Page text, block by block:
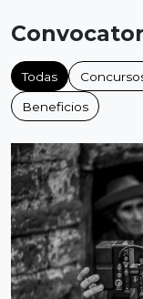
Todas
Beneficios